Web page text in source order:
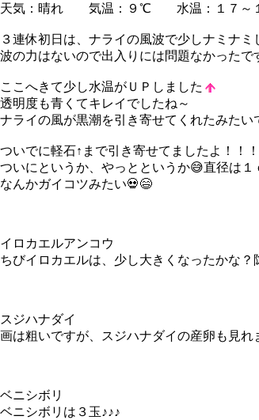
天気：晴れ 気温：９℃ 水温：１７～
３連休初日は、ナライの風波で少しナミナミ
波の力はないので出入りには問題なかったで
ここへきて少し水温がＵＰしました
透明度も青くてキレイでしたね～
ナライの風が黒潮を引き寄せてくれたみたい
ついでに軽石↑まで引き寄せてましたよ！！！
ついにというか、やっとというか😅直径は１
なんかガイコツみたい💀😄
イロカエルアンコウ
ちびイロカエルは、少し大きくなったかな
スジハナダイ
画は粗いですが、スジハナダイの産卵も見れ
ベニシボリ
ベニシボリは３玉♪♪♪